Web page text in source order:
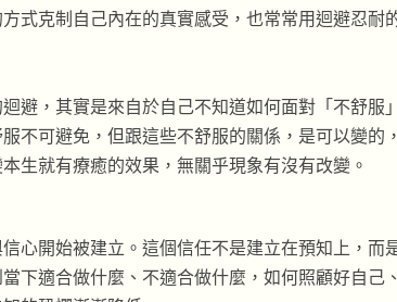
式克制自己內在的真實感受，也常常用迴避忍耐
避，其實是來自於自己不知道如何面對「不舒服
不可避免，但跟這些不舒服的關係，是可以變的
生就有療癒的效果，無關乎現象有沒有改變。
心開始被建立。這個信任不是建立在預知上，而
下適合做什麼、不適合做什麼，如何照顧好自己